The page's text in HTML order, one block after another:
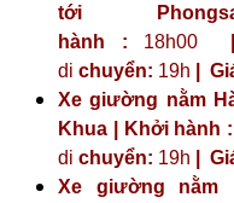
tới
hành : 18h00 |
di chuyển: 19h
Xe giường nằm
Khua | Khởi hành :
di chuyển: 19h
Xe giường